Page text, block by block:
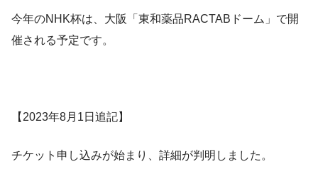
今年のNHK杯は、大阪「東和薬品RACTABドーム」で開
催される予定です。
【2023年8月1日追記】
チケット申し込みが始まり、詳細が判明しました。